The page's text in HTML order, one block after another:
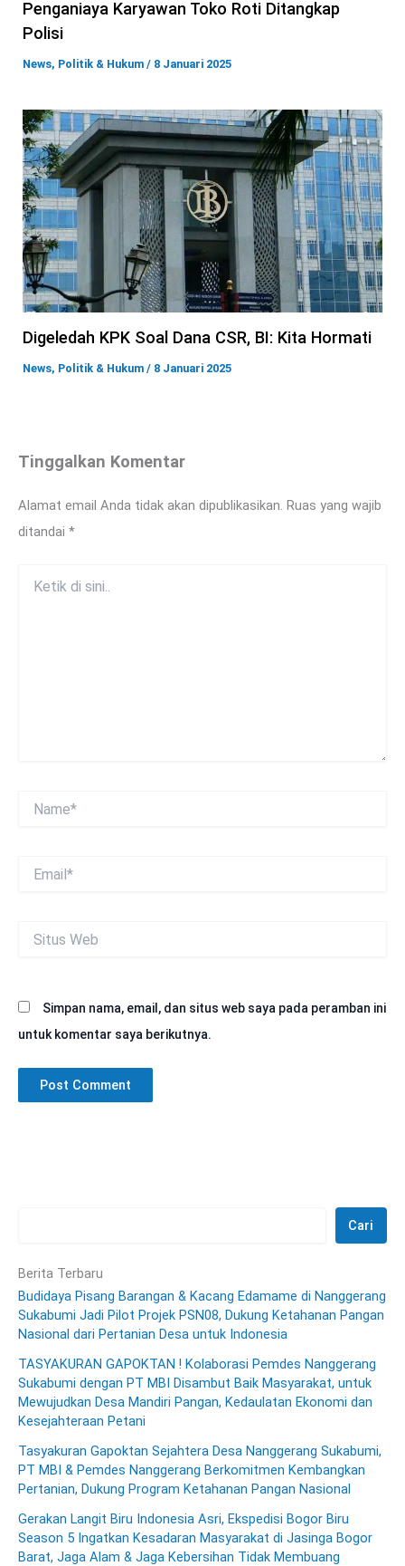
Penganiaya Karyawan Toko Roti Ditangkap
Polisi
News, Politik & Hukum / 8 Januari 2025
Digeledah KPK Soal Dana CSR, BI: Kita Hormati
News, Politik & Hukum / 8 Januari 2025
Tinggalkan Komentar
Alamat email Anda tidak akan dipublikasikan. Ruas yang wajib
ditandai *
Web
Simpan nama, email, dan situs web saya pada peramban ini
untuk komentar saya berikutnya.
Cari
Berita Terbaru
Budidaya Pisang Barangan & Kacang Edamame di Nanggerang
Sukabumi Jadi Pilot Projek PSN08, Dukung Ketahanan Pangan
Nasional dari Pertanian Desa untuk Indonesia
TASYAKURAN GAPOKTAN ! Kolaborasi Pemdes Nanggerang
Sukabumi dengan PT MBI Disambut Baik Masyarakat, untuk
Mewujudkan Desa Mandiri Pangan, Kedaulatan Ekonomi dan
Kesejahteraan Petani
Tasyakuran Gapoktan Sejahtera Desa Nanggerang Sukabumi,
PT MBI & Pemdes Nanggerang Berkomitmen Kembangkan
Pertanian, Dukung Program Ketahanan Pangan Nasional
Gerakan Langit Biru Indonesia Asri, Ekspedisi Bogor Biru
Season 5 Ingatkan Kesadaran Masyarakat di Jasinga Bogor
Barat, Jaga Alam & Jaga Kebersihan Tidak Membuang